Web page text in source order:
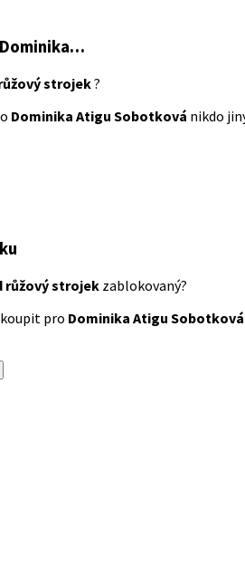
strojek?
Dominika Atigu Sobotková nikdo
růžový strojekzablokovaný?
pro Dominika Atigu Sobotková